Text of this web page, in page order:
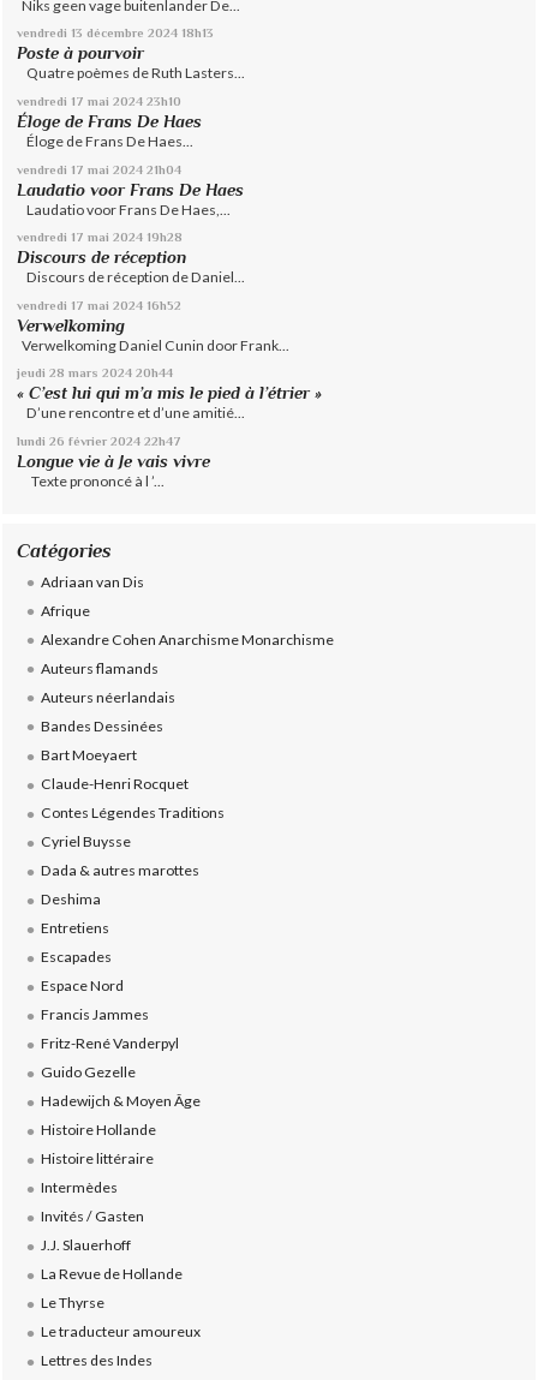
Niks geen vage buitenlander De...
vendredi 13 décembre 2024 18h13
Poste à pourvoir
Quatre poèmes de Ruth Lasters...
vendredi 17 mai 2024 23h10
Éloge de Frans De Haes
Éloge de Frans De Haes...
vendredi 17 mai 2024 21h04
Laudatio voor Frans De Haes
Laudatio voor Frans De Haes,...
vendredi 17 mai 2024 19h28
Discours de réception
Discours de réception de Daniel...
vendredi 17 mai 2024 16h52
Verwelkoming
Verwelkoming Daniel Cunin door Frank...
jeudi 28 mars 2024 20h44
« C’est lui qui m’a mis le pied à l’étrier »
D’une rencontre et d’une amitié...
lundi 26 février 2024 22h47
Longue vie à Je vais vivre
Texte prononcé à l ’...
Catégories
Adriaan van Dis
Afrique
Alexandre Cohen Anarchisme Monarchisme
Auteurs flamands
Auteurs néerlandais
Bandes Dessinées
Bart Moeyaert
Claude-Henri Rocquet
Contes Légendes Traditions
Cyriel Buysse
Dada & autres marottes
Deshima
Entretiens
Escapades
Espace Nord
Francis Jammes
Fritz-René Vanderpyl
Guido Gezelle
Hadewijch & Moyen Âge
Histoire Hollande
Histoire littéraire
Intermèdes
Invités / Gasten
J.J. Slauerhoff
La Revue de Hollande
Le Thyrse
Le traducteur amoureux
Lettres des Indes